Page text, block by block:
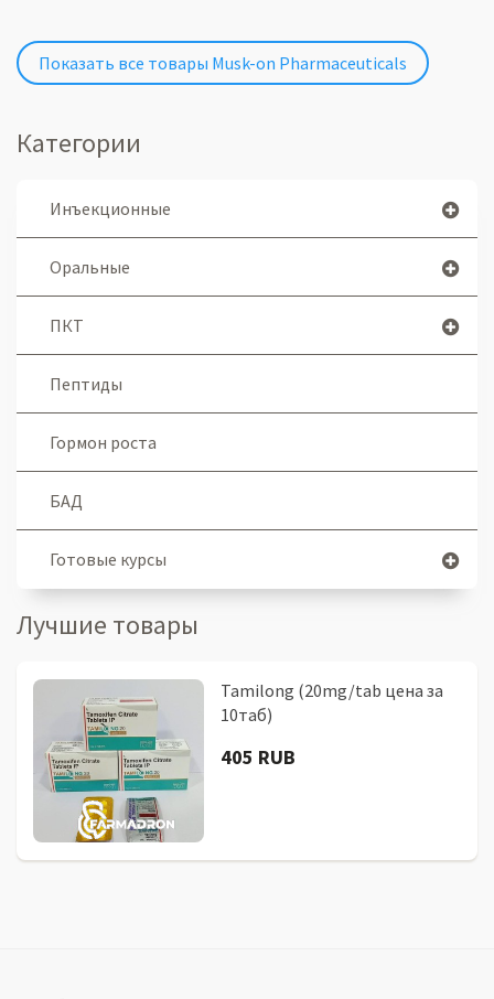
Показать все товары Musk-on Pharmaceuticals
Категории
Инъекционные
Оральные
ПКТ
Пептиды
Гормон роста
БАД
Готовые курсы
Лучшие товары
Tamilong (20mg/tab цена за
10таб)
405 RUB